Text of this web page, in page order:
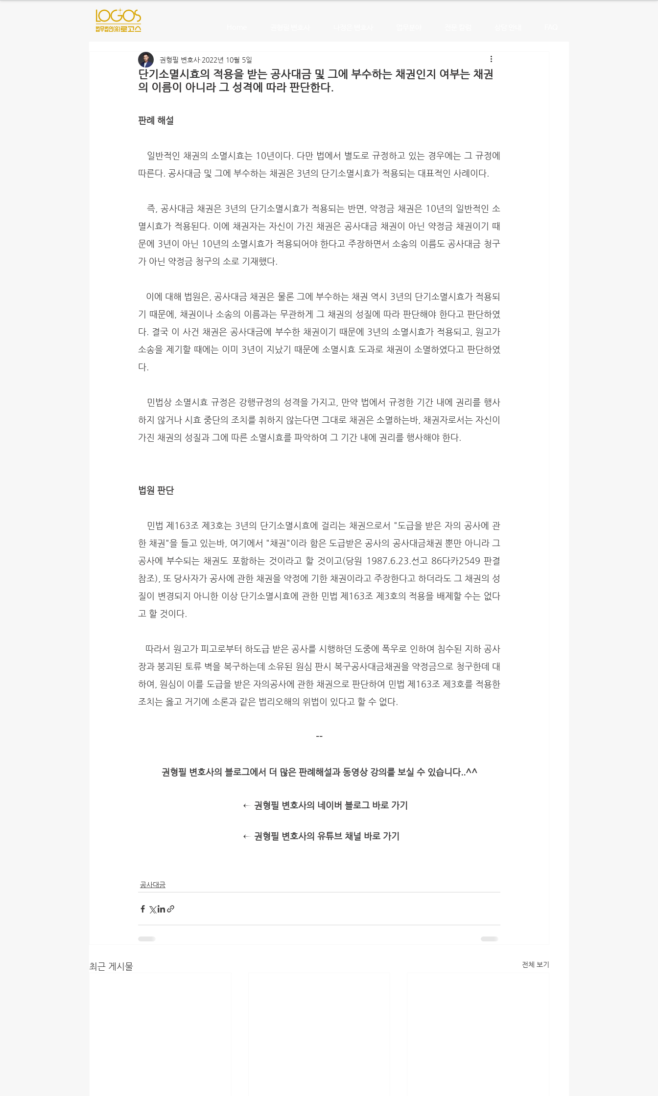
단기소멸시효의 적용을 받는 공사대금 및 그에 부수하는 채권인지 여부는 채권
의 이름이 아니라 그 성격에 따라 판단한다.
권형필 변호사 2022년 10월 5일
판례 해설
따른다. 공사대금 및 그에 부수하는 채권은 3년의 단기소멸시효가 적용되는 대표적인 사례이다.
   즉, 공사대금 채권은 3년의 단기소멸시효가 적용되는 반면, 약정금 채권은 10년의 일반적인 소
멸시효가 적용된다. 이에 채권자는 자신이 가진 채권은 공사대금 채권이 아닌 약정금 채권이기 때
문에 3년이 아닌 10년의 소멸시효가 적용되어야 한다고 주장하면서 소송의 이름도 공사대금 청구
가 아닌 약정금 청구의 소로 기재했다.
기 때문에, 채권이나 소송의 이름과는 무관하게 그 채권의 성질에 따라 판단해야 한다고 판단하였
다. 결국 이 사건 채권은 공사대금에 부수한 채권이기 때문에 3년의 소멸시효가 적용되고, 원고가
소송을 제기할 때에는 이미 3년이 지났기 때문에 소멸시효 도과로 채권이 소멸하였다고 판단하였
다.
하지 않거나 시효 중단의 조치를 취하지 않는다면 그대로 채권은 소멸하는바, 채권자로서는 자신이
가진 채권의 성질과 그에 따른 소멸시효를 파악하여 그 기간 내에 권리를 행사해야 한다.
법원 판단
한 채권"을 들고 있는바, 여기에서 "채권"이라 함은 도급받은 공사의 공사대금채권 뿐만 아니라 그
공사에 부수되는 채권도 포함하는 것이라고 할 것이고(당원 1987.6.23.선고 86다카2549 판결
참조), 또 당사자가 공사에 관한 채권을 약정에 기한 채권이라고 주장한다고 하더라도 그 채권의 성
질이 변경되지 아니한 이상 단기소멸시효에 관한 민법 제163조 제3호의 적용을 배제할 수는 없다
고 할 것이다.
장과 붕괴된 토류 벽을 복구하는데 소유된 원심 판시 복구공사대금채권을 약정금으로 청구한데 대
하여, 원심이 이를 도급을 받은 자의공사에 관한 채권으로 판단하여 민법 제163조 제3호를 적용한
조치는 옳고 거기에 소론과 같은 법리오해의 위법이 있다고 할 수 없다.
--
권형필 변호사의 블로그에서 더 많은 판례해설과 동영상 강의를 보실 수 있습니다..^^
← 권형필 변호사의 네이버 블로그 바로 가기
← 권형필 변호사의 유튜브 채널 바로 가기
공사대금
최근 게시물 전체 보기